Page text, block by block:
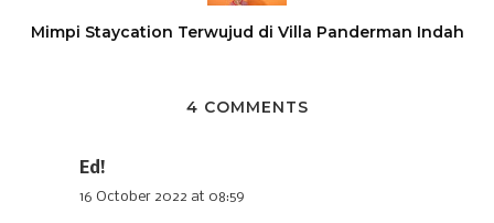
Mimpi Staycation Terwujud di Villa Panderman Indah
4 COMMENTS
Ed!
16 October 2022 at 08:59